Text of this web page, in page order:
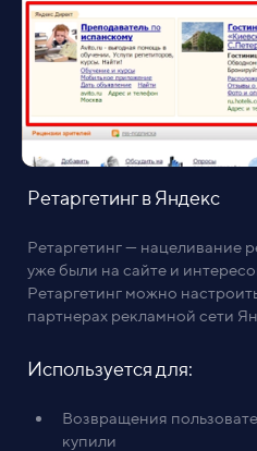
Ретаргетинг в Яндекс
Ретаргетинг — нацеливание
уже были на сайте и
Ретаргетинг можно
партнерах рекламной сети
Используется для:
Возвращения
купили